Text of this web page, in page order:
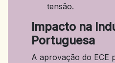
tensão.
Impacto na
Portuguesa
A aprovação do ECE